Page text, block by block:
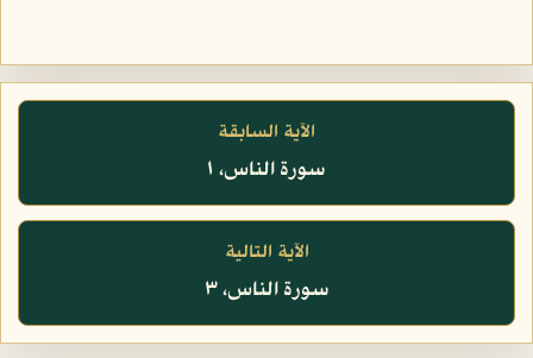
الآية السابقة
سورة الناس، ١
الآية التالية
سورة الناس، ٣